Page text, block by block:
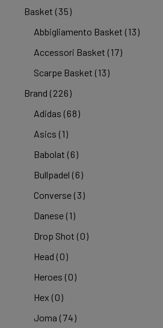
Basket (35)
Abbigliamento Basket (13)
Accessori Basket (17)
Scarpe Basket (13)
Brand (226)
Adidas (68)
Asics (1)
Babolat (6)
Bullpadel (6)
Converse (3)
Danese (1)
Drop Shot (0)
Head (0)
Heroes (0)
Hex (0)
Joma (74)